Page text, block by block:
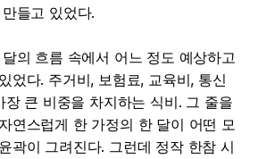
들고 있었다.
의 흐름 속에서 어느 정도 예상하고
었다. 주거비, 보험료, 교육비, 통신
장 큰 비중을 차지하는 식비. 그 줄을
연스럽게 한 가정의 한 달이 어떤 모
곽이 그려진다. 그런데 정작 한참 시